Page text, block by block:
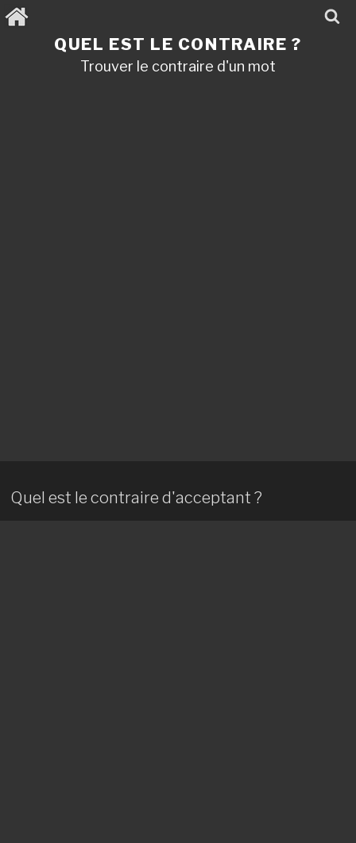
Aller
au
QUEL EST LE CONTRAIRE ?
Trouver le contraire d'un mot
Quel est le contraire d'acceptant ?